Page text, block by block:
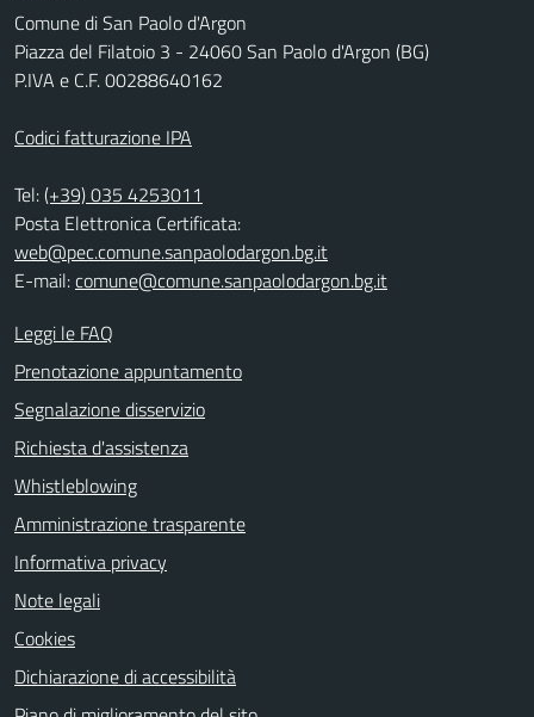
Comune di San Paolo d'Argon
Piazza del Filatoio 3 - 24060 San Paolo d'Argon (BG)
P.IVA e C.F. 00288640162
Codici fatturazione IPA
Tel:(+39) 035 4253011
Posta Elettronica Certificata:
web@pec.comune.sanpaolodargon.bg.it
E-mail:comune@comune.sanpaolodargon.bg.it
Leggi le FAQ
Prenotazione appuntamento
Segnalazione disservizio
Richiesta d'assistenza
Whistleblowing
Amministrazione trasparente
Informativa privacy
Note legali
Cookies
Dichiarazione di accessibilità